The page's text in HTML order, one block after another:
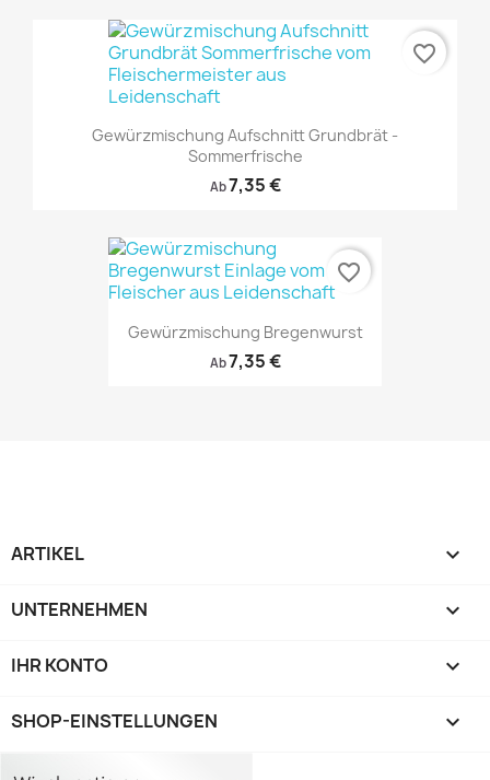
Gewürzmischung Aufschnitt Grundbrät -
Sommerfrische
Ab7,35 €
favorite_border
Gewürzmischung Bregenwurst
Ab7,35 €
favorite_border
ARTIKEL 
UNTERNEHMEN 
IHR KONTO 
SHOP-EINSTELLUNGEN keyboard_arrow_down